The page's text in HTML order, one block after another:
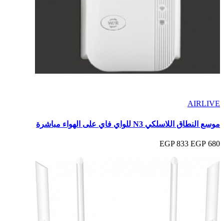
AIRLIVE
موسع النطاق اللاسلكي N3 للواي فاي على الهواء مباشرة
680 EGP
833 EGP